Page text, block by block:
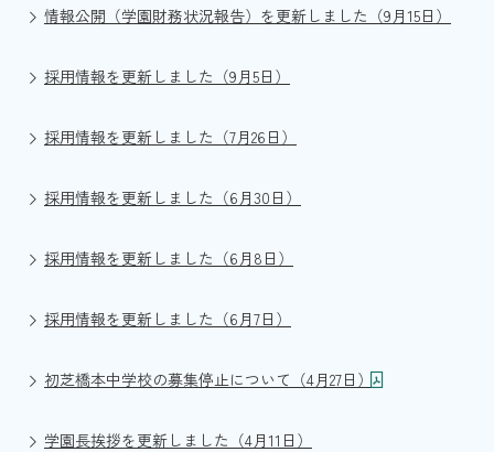
情報公開（学園財務状況報告）を更新しました（9月15日）
採用情報を更新しました（9月5日）
採用情報を更新しました（7月26日）
採用情報を更新しました（6月30日）
採用情報を更新しました（6月8日）
採用情報を更新しました（6月7日）
初芝橋本中学校の募集停止について（4月27日）
学園長挨拶を更新しました（4月11日）